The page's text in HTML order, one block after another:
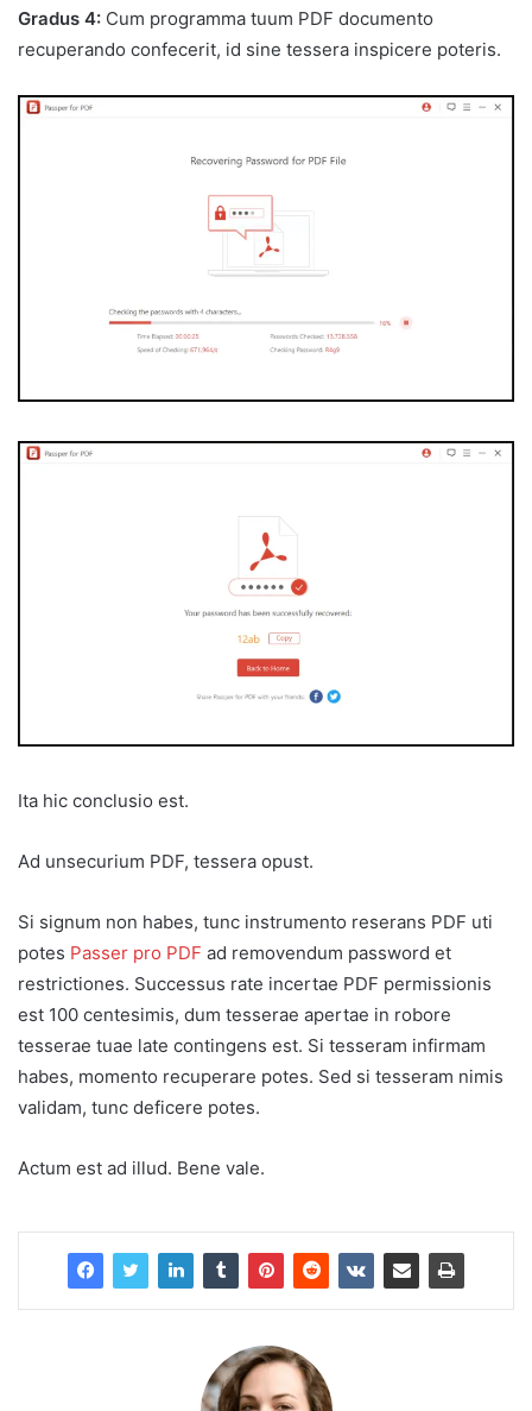
Gradus 4: Cum programma tuum PDF documento
recuperando confecerit, id sine tessera inspicere poteris.
Ita hic conclusio est.
Ad unsecurium PDF, tessera opust.
Si signum non habes, tunc instrumento reserans PDF uti
potes Passer pro PDF ad removendum password et
restrictiones. Successus rate incertae PDF permissionis
est 100 centesimis, dum tesserae apertae in robore
tesserae tuae late contingens est. Si tesseram infirmam
habes, momento recuperare potes. Sed si tesseram nimis
validam, tunc deficere potes.
Actum est ad illud. Bene vale.